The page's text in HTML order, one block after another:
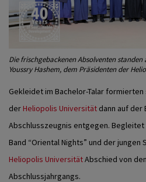
Die frischgebackenen Absolventen
Youssry Hashem, dem Präsidenten der
Gekleidet im Bachelor-Talar
derHeliopolis Universität dann auf der
Abschlusszeugnis entgegen.
Band “Oriental Nights” und der jungen
Heliopolis UniversitätAbschied von
Abschlussjahrgangs.